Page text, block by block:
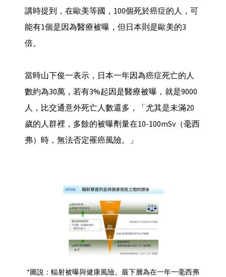
講時提到，在歐美等國，100個死於癌症的人，可
能有1個是因為醫療被曝，但日本則是歐美的3
倍。
當時山下俊一表示，日本一年因為癌症死亡的人
數約為30萬，若有3%起因是醫療被曝，就是9000
人，比交通意外死亡人數還多，「尤其是未滿20
歲的人群裡，多餘的被曝劑量在10-100mSv（毫西
弗）時，無法否定罹癌風險。」
*圖說：輻射被曝與健康風險。最下層為在一年一毫西弗